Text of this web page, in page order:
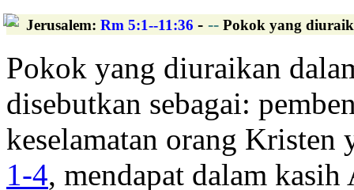
Jerusalem: Rm 5:1--11:36 - -- Pokok yang
Pokok yang diuraikan
disebutkan sebagai:
keselamatan orang
1-4, mendapat dalam